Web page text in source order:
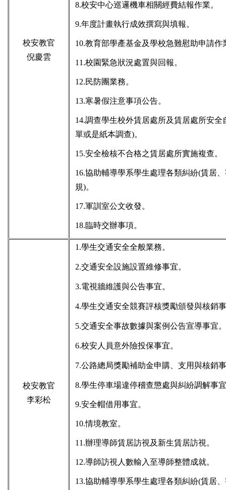
校安教官
倪慶雲
8.校安中心巡邏機車相關經費結報作業。
9.年度計畫執行成效撰寫與填報。
10.教育部學產基金及學校急難慰助申請作
11.校園緊急狀況處置與回報。
12.民防團業務。
13.寒暑假注意事項公告。
14.調查學生校外賃居處所及賃居處所安全
單或是紙本調查)。
15.安全檢核不合格之賃居處所實施複查。
16.協助輔導學系學生處理各類糾紛(賃居
規)。
17.軍訓室公文收發。
18.臨時交辦事項。
校安教官
李彩松
1.學生交通安全全般業務。
2.交通安全設施設置維修事宜。
3.電視牆維護與公告事宜。
4.學生交通安全競賽評核獎勵頒發與核銷
5.交通安全事故數據與案例公告宣導事宜。
6.校安人員意外險投保事宜。
7.公路總局獎勵補助金申購、支用與核銷
8.學生停車場違停稽查懲處與糾紛調解事
9.安全帽借用事宜。
10.情境教室。
11.辦理導師賃居訪視及新生賃居訪視。
12.導師訪視人數輸入至導師整體成就。
13.協助輔導學系學生處理各類糾紛(賃居